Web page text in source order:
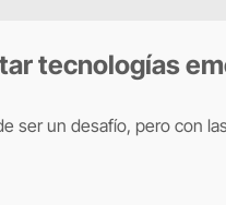
tecnologías
un desafío, pero con